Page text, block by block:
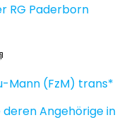
RG Paderborn
Mann (FzM) trans*
Angehörige in